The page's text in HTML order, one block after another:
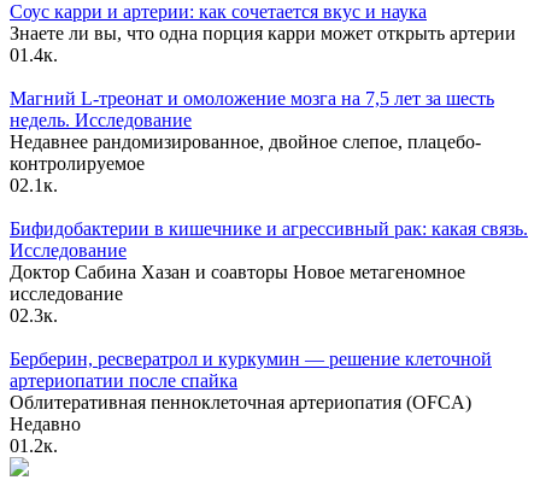
Соус карри и артерии: как сочетается вкус и наука
Знаете ли вы, что одна порция карри может открыть артерии
01.4к.
Магний L-треонат и омоложение мозга на 7,5 лет за шесть
недель. Исследование
Недавнее рандомизированное, двойное слепое, плацебо-
контролируемое
02.1к.
Бифидобактерии в кишечнике и агрессивный рак: какая связь.
Исследование
Доктор Сабина Хазан и соавторы Новое метагеномное
исследование
02.3к.
Берберин, ресвератрол и куркумин — решение клеточной
артериопатии после спайка
Облитеративная пенноклеточная артериопатия (OFCA)
Недавно
01.2к.